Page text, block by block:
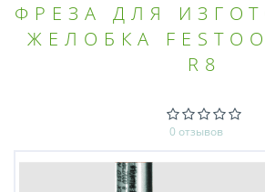
ФРЕЗА ДЛЯ
ЖЕЛОБКА
R8
0 отзывов